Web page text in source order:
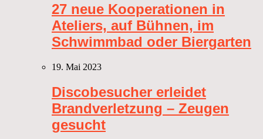
27 neue Kooperationen in
Ateliers, auf Bühnen, im
Schwimmbad oder Biergarten
19. Mai 2023
Discobesucher erleidet
Brandverletzung – Zeugen
gesucht